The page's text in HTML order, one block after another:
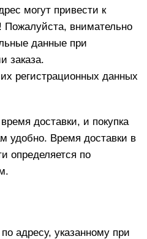
могут привести к
Пожалуйста, внимательно
данные при
заказа.
регистрационных данных
доставки, и покупка
удобно. Время доставки в
определяется по
адресу, указанному при